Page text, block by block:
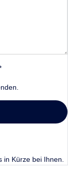
Kürze bei Ihnen.